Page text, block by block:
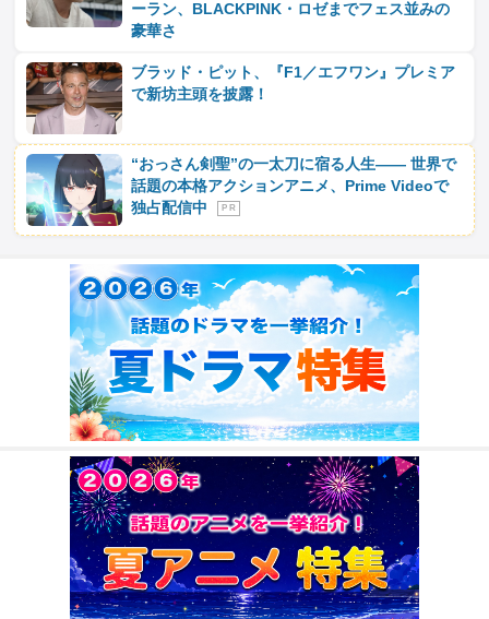
ーラン、BLACKPINK・ロゼまでフェス並みの
豪華さ
ブラッド・ピット、『F1／エフワン』プレミア
で新坊主頭を披露！
“おっさん剣聖”の一太刀に宿る人生―― 世界で
話題の本格アクションアニメ、Prime Videoで
独占配信中
P R